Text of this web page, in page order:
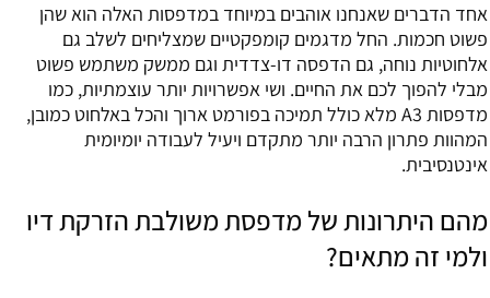
אחד הדברים שאנחנו אוהבים במיוחד במדפסות האלה הוא שהן
פשוט חכמות. החל מדגמים קומפקטיים שמצליחים לשלב גם
אלחוטיות נוחה, גם הדפסה דו-צדדית וגם ממשק משתמש פשוט
מבלי להפוך לכם את החיים. ושי אפשרויות יותר עוצמתיות, כמו
מדפסות A3 מלא כולל תמיכה בפורמט ארוך והכל באלחוט כמובן,
המהוות פתרון הרבה יותר מתקדם ויעיל לעבודה יומיומית
אינטנסיבית.
מהם היתרונות של מדפסת משולבת הזרקת דיו
ולמי זה מתאים?